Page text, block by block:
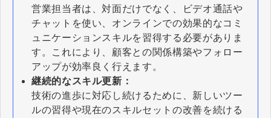
営業担当者は、対面だけでなく、ビデオ通話や
チャットを使い、オンラインでの効果的なコミ
ュニケーションスキルを習得する必要がありま
す。これにより、顧客との関係構築やフォロー
アップが効率良く行えます。
継続的なスキル更新：
技術の進歩に対応し続けるために、新しいツー
ルの習得や現在のスキルセットの改善を続ける